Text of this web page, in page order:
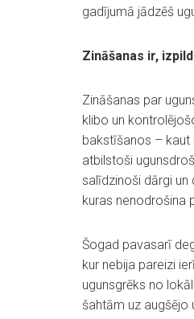
gadījumā jādzēš
Zināšanas ir,
Zināšanas par
klibo un
bakstīšanos – kaut
atbilstoši
salīdzinoši dārgi
kuras nenodrošina
Šogad pavasarī
kur nebija pareizi
ugunsgrēks no
šahtām uz augšējo